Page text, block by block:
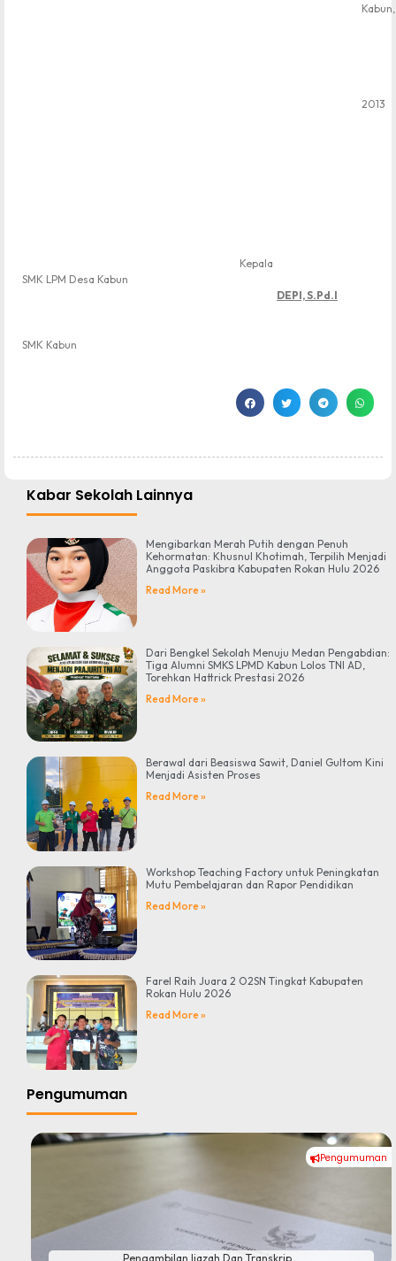
2013
Kepala
SMK LPM Desa Kabun
DEPI, S.Pd.I
SMK Kabun
Kabar Sekolah Lainnya
Mengibarkan Merah Putih dengan Penuh
Kehormatan: Khusnul Khotimah, Terpilih Menjadi
Anggota Paskibra Kabupaten Rokan Hulu 2026
Read More »
Dari Bengkel Sekolah Menuju Medan Pengabdian:
Tiga Alumni SMKS LPMD Kabun Lolos TNI AD,
Torehkan Hattrick Prestasi 2026
Read More »
Berawal dari Beasiswa Sawit, Daniel Gultom Kini
Menjadi Asisten Proses
Read More »
Workshop Teaching Factory untuk Peningkatan
Mutu Pembelajaran dan Rapor Pendidikan
Read More »
Farel Raih Juara 2 O2SN Tingkat Kabupaten
Rokan Hulu 2026
Read More »
Pengumuman
Pengumuman
#
Pengambilan Ijazah Dan Transkrip...